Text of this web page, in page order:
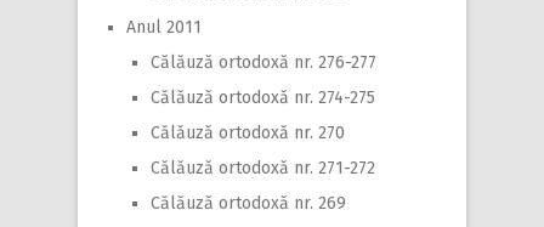
Anul 2011
Călăuză ortodoxă nr. 276-277
Călăuză ortodoxă nr. 274-275
Călăuză ortodoxă nr. 270
Călăuză ortodoxă nr. 271-272
Călăuză ortodoxă nr. 269